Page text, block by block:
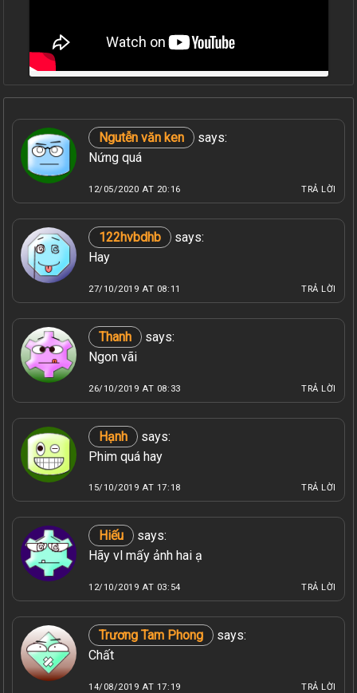
Ngutễn văn ken
says:
Nứng quá
12/05/2020 AT 20:16 TRẢ LỜI
122hvbdhb
says:
Hay
27/10/2019 AT 08:11 TRẢ LỜI
Thanh
says:
Ngon vãi
26/10/2019 AT 08:33 TRẢ LỜI
Hạnh
says:
Phim quá hay
15/10/2019 AT 17:18 TRẢ LỜI
Hiếu
says:
Hãy vl mấy ảnh hai ạ
12/10/2019 AT 03:54 TRẢ LỜI
Trương Tam Phong
says:
Chất
14/08/2019 AT 17:19 TRẢ LỜI